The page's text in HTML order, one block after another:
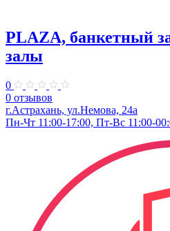
PLAZA, банкетный
залы
0
0 отзывов
г.Астрахань, ул.Немова, 24а
Пн-Чт 11:00-17:00, Пт-Вс 11:00-